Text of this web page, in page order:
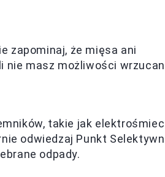
zapominaj, że mięsa ani
nie masz możliwości
takie jak
odwiedzaj Punkt
odpady.